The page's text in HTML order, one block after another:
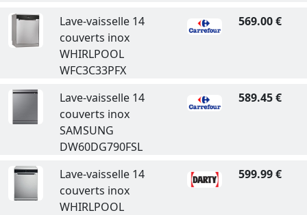
Lave-vaisselle 14
couverts inox
WHIRLPOOL
WFC3C33PFX
569.00 €
Lave-vaisselle 14
couverts inox
SAMSUNG
DW60DG790FSL
589.45 €
Lave-vaisselle 14
couverts inox
WHIRLPOOL
599.99 €